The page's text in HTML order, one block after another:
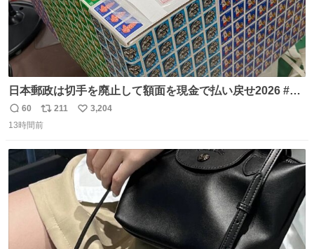
日本郵政は切手を廃止して額面を現金で払い戻せ2026 #日
本郵政 @JapanPostHD_PR
返
信
60
リ
ポ
ト
211
い
数
3,204
13時間前